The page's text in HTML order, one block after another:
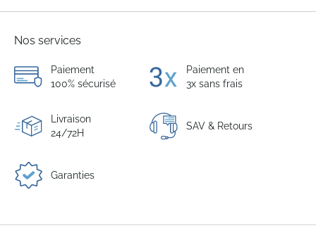
Nos services
Paiement
100% sécurisé
Paiement en
3x sans frais
Livraison
24/72H
SAV & Retours
Garanties